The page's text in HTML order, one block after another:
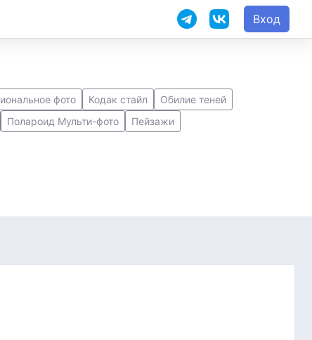
Вход
фото Кодак стайл
Обилие теней
Полароид Мульти-фото Пейзажи